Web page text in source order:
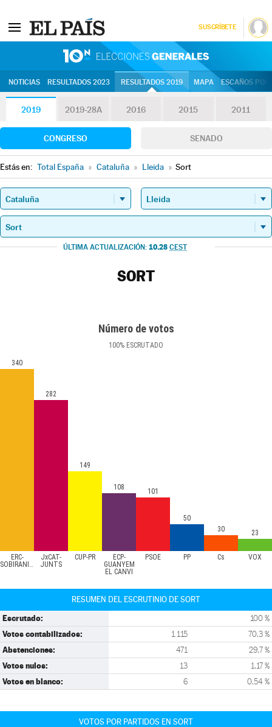
SUSCRÍBETE
NOTICIAS RESULTADOS 2023 RESULTADOS 2019 MAPA ESCAÑOS
2019 2019-28A 2016 2015 2011
CONGRESO SENADO
Estás en: Total España » Cataluña » Lleida » Sort
ÚLTIMA ACTUALIZACIÓN: 10.28 CEST
SORT
Número de votos
100% ESCRUTADO
ERC-
SOBIRANISTES
JxCAT-
JUNTS
CUP-PR
ECP-
GUANYEM
EL CANVI
PSOE PP Cs VOX
340
282
149
108 101
50
30
23
RESUMEN DEL ESCRUTINIO DE SORT
Escrutado: 100 %
Votos contabilizados: 1.115 70,3 %
Abstenciones: 471 29,7 %
Votos nulos: 13 1,17 %
Votos en blanco: 6 0,54 %
VOTOS POR PARTIDOS EN SORT